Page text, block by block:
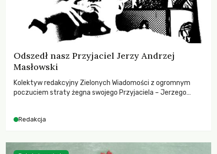
Odszedł nasz Przyjaciel Jerzy Andrzej
Masłowski
Kolektyw redakcyjny Zielonych Wiadomości z ogromnym
poczuciem straty żegna swojego Przyjaciela – Jerzego
Redakcja